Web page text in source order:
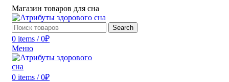
Магазин товаров для сна
Search
0 items / 0₽
Меню
0 items / 0₽